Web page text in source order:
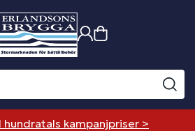
kampanjpriser >